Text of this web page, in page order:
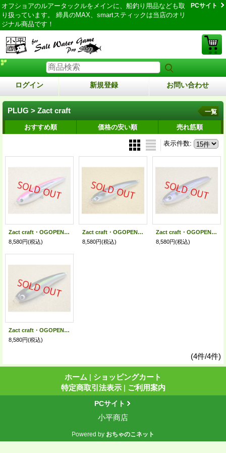
オフショアのルアータックルをメインに、船釣り用品なども取
り扱っています。 締具のMAX、smartスティックは当店のオリ
ジナル商品です！
PCサイト
ログイン 新規登録 お問い合わせ
PLUG > Zact craft 一覧
おすすめ順 価格の安い順 売れ筋順
表示件数:
Zact craft・OGOPEN 180F STD/ピンクバック
8,580円(税込)
Zact craft・OGOPEN 180F STD/トビウオ
8,580円(税込)
Zact craft・OGOPEN 180F STD/パープルシャッド
8,580円(税込)
Zact craft・OGOPEN 180F STD/ブルーチャート
8,580円(税込)
(4件/4件)
ホーム | ショッピングカート
特定商取引法表示 | ご利用案内
PCサイト
小平商店
Powered by おちゃのこネット